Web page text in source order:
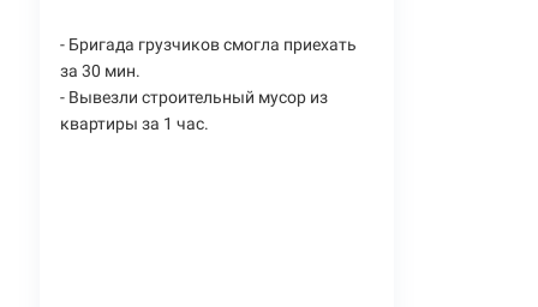
- Бригада грузчиков смогла приехать
за 30 мин.
- Вывезли строительный мусор из
квартиры за 1 час.